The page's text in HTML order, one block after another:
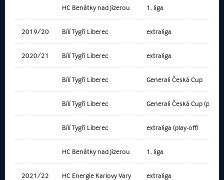
HC Benátky nad Jizerou 1. liga
2019/20 Bílí Tygři Liberec extraliga
2020/21 Bílí Tygři Liberec extraliga
Bílí Tygři Liberec Generali Česká Cup
Bílí Tygři Liberec Generali Česká Cup (play-
Bílí Tygři Liberec extraliga (play-off)
HC Benátky nad Jizerou 1. liga
2021/22 HC Energie Karlovy Vary extraliga